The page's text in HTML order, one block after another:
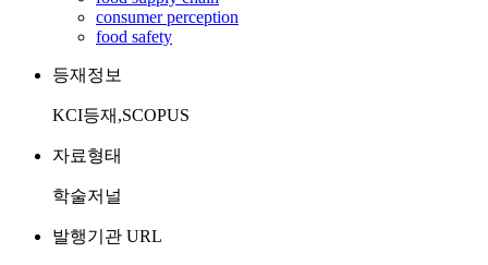
consumer perception
food safety
등재정보
KCI등재,SCOPUS
자료형태
학술저널
발행기관 URL